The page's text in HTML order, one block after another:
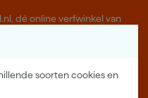
soorten cookies en
dé online verfwinkel van
en gratis deskundig